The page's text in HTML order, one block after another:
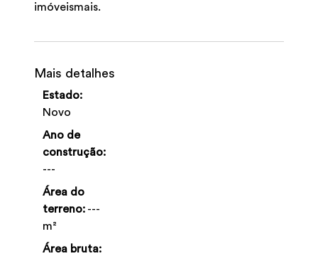
imóveismais.
Mais detalhes
Estado:
Novo
Ano de
construção:
---
Área do
terreno: ---
m²
Área bruta: